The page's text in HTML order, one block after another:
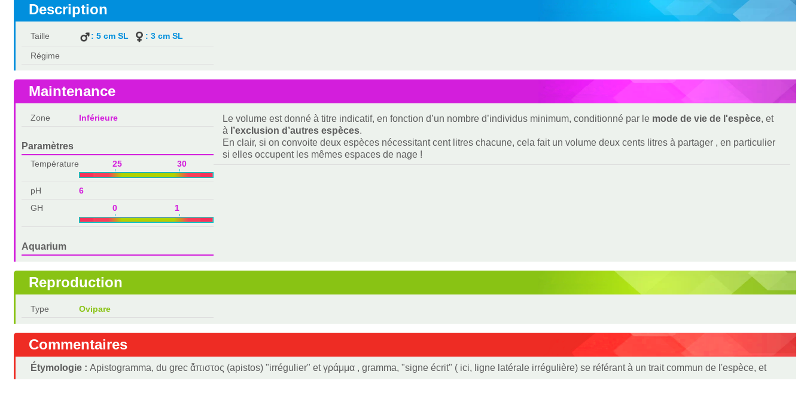
Description
Taille : 5 cm SL : 3 cm SL
Régime
Maintenance
Zone Inférieure
Paramètres
Température 25 30
pH
6
GH
0 1
Aquarium
Le volume est donné à titre indicatif, en fonction d’un nombre d’individus minimum, conditionné par le mode de vie de l'espèce, et
à l’exclusion d’autres espèces.
En clair, si on convoite deux espèces nécessitant cent litres chacune, cela fait un volume deux cents litres à partager , en particulier
si elles occupent les mêmes espaces de nage !
Reproduction
Type Ovipare
Commentaires
Étymologie :Apistogramma, du grec ἄπιστος (apistos) "irrégulier" et γράμμα , gramma, "signe écrit" ( ici, ligne latérale irrégulière) se référant à un trait commun de l'espèce, et